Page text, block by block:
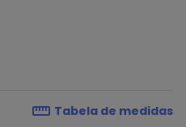
Tabela de medidas